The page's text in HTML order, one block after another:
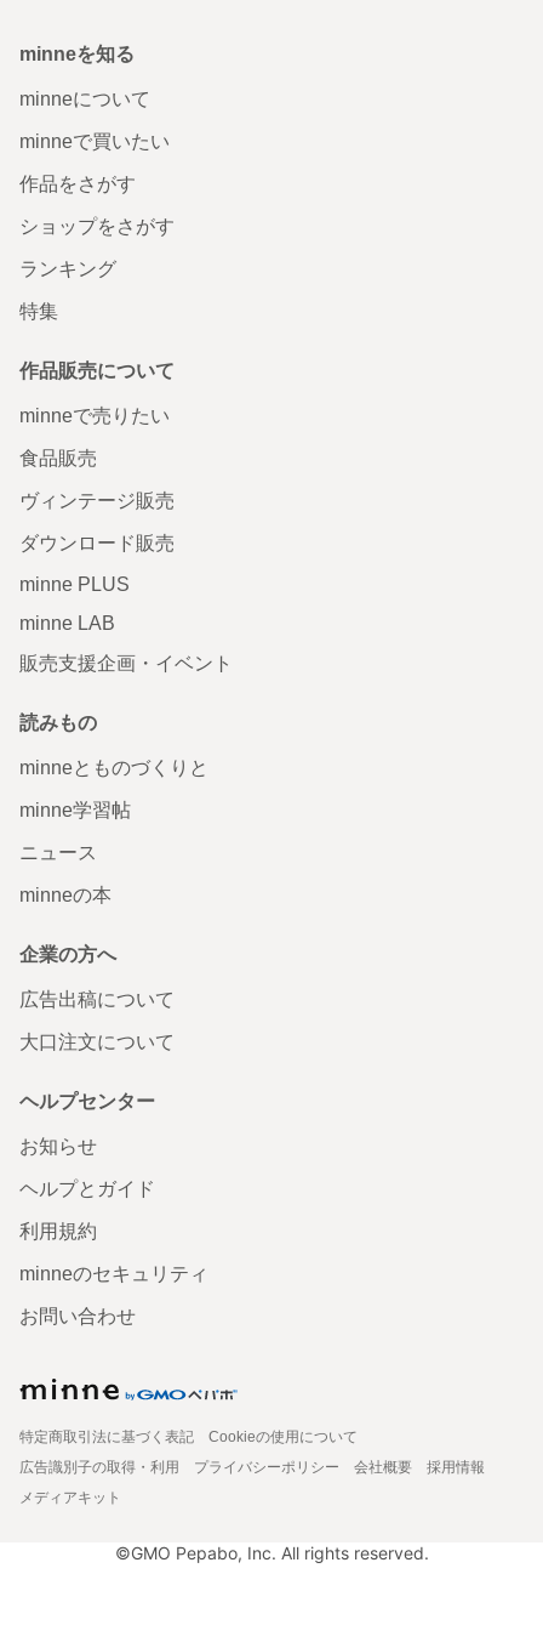
minneを知る
minneについて
minneで買いたい
作品をさがす
ショップをさがす
ランキング
特集
作品販売について
minneで売りたい
食品販売
ヴィンテージ販売
ダウンロード販売
minne PLUS
minne LAB
販売支援企画・イベント
読みもの
minneとものづくりと
minne学習帖
ニュース
minneの本
企業の方へ
広告出稿について
大口注文について
ヘルプセンター
お知らせ
ヘルプとガイド
利用規約
minneのセキュリティ
お問い合わせ
特定商取引法に基づく表記
Cookieの使用について
広告識別子の取得・利用
プライバシーポリシー 会社概要
採用情報
メディアキット
©GMO Pepabo, Inc. All rights reserved.